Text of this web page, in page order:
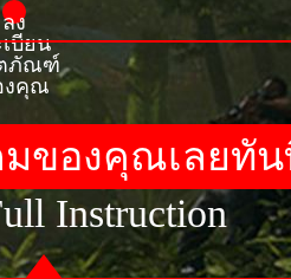
ลง
บียน
ภัณฑ์
งคุณ
มของคุณเลยทั
Instruction